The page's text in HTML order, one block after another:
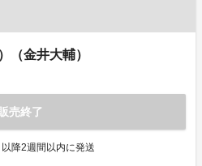
金井大輔）
販売終了
降2週間以内に発送